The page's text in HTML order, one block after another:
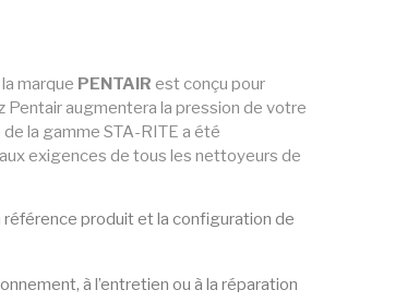
marque PENTAIR est conçu pour
augmentera la pression de votre
la gamme STA-RITE a été
exigences de tous les nettoyeurs de
référence produit et la configuration de
à l’entretien ou à la réparation